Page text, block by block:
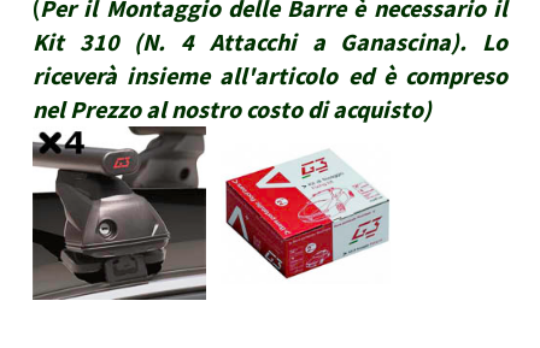
(Per il Montaggio delle Barre è necessario il
Kit 310 (N. 4 Attacchi a Ganascina). Lo
riceverà insieme all'articolo ed è compreso
nel Prezzo al nostro costo di acquisto)